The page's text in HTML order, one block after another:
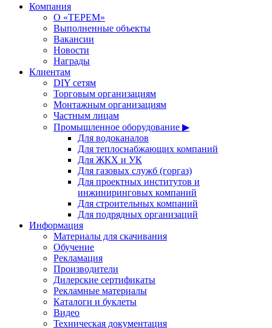
Компания
О «ТЕРЕМ»
Выполненные объекты
Вакансии
Новости
Награды
Клиентам
DIY сетям
Торговым организациям
Монтажным организациям
Частным лицам
Промышленное оборудование ▶
Для водоканалов
Для теплоснабжающих компаний
Для ЖКХ и УК
Для газовых служб (горгаз)
Для проектных институтов и
инжиниринговых компаний
Для строительных компаний
Для подрядных организаций
Информация
Материалы для скачивания
Обучение
Рекламация
Производители
Дилерские сертификаты
Рекламные материалы
Каталоги и буклеты
Видео
Техническая документация